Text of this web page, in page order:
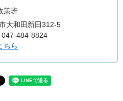
策班
大和田新田312-5
047-484-8824
ちら